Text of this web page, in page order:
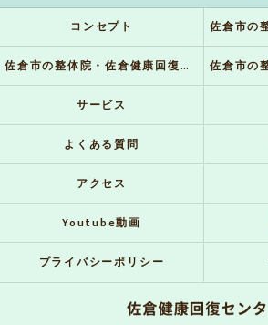
コンセプト
佐倉市の整体院・佐倉健康回復センターの評判
サービス
よくある質問
アクセス
Youtube動画
プライバシーポリシー